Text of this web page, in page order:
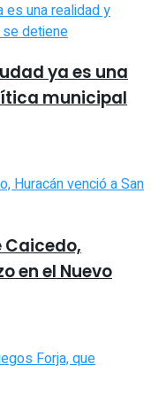
ya es una
municipal
Caicedo,
en el Nuevo